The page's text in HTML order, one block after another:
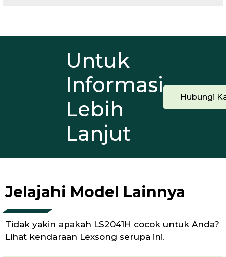
Untuk
Informasi
Lebih
Lanjut
Hubungi
Jelajahi Model Lainnya
Tidak yakin apakah LS2041H cocok untuk Anda?
Lihat kendaraan Lexsong serupa ini.